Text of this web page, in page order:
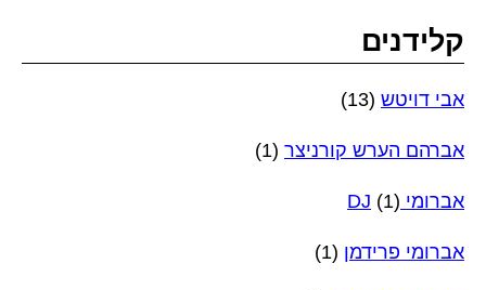
קלידנים
אבי דויטש (13)
אברהם הערש קורניצר (1)
אברומי DJ (1)
אברומי פרידמן (1)